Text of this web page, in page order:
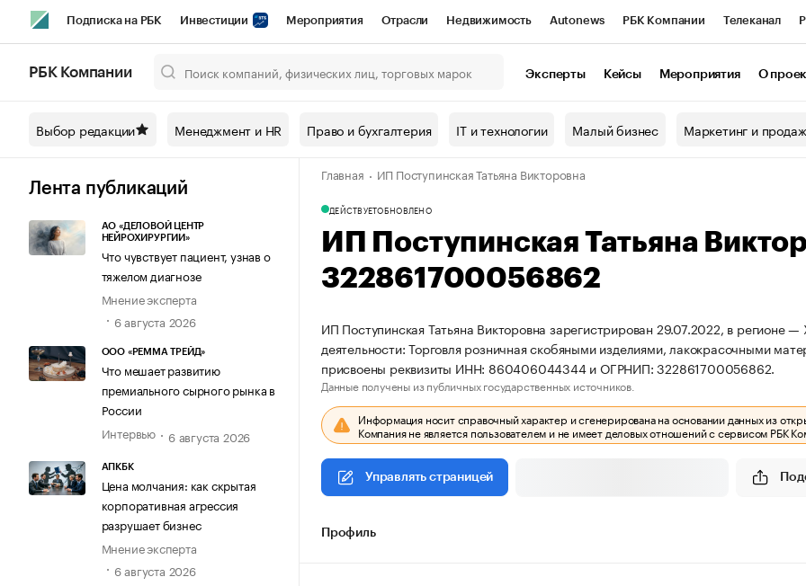
Подписка на РБК Инвестиции Мероприятия Отрасли Недвижимость Autonews РБК Компании Телеканал
Спецпроекты СПб Конференции СПб Спецпроекты Проверка контрагентов
Технологии и медиа Рынок наличной валюты
РБК Компании Эксперты Кейсы Мероприятия О
Выбор редакции Менеджмент и HR Право и бухгалтерия IT и технологии Малый бизнес Маркетинг и
Лента публикаций
АО «ДЕЛОВОЙ ЦЕНТР
НЕЙРОХИРУРГИИ»
Что чувствует пациент, узнав о
тяжелом диагнозе
Мнение эксперта
6 августа 2026
ООО «РЕММА ТРЕЙД»
Что мешает развитию
премиального сырного рынка в
России
Интервью
6 августа 2026
АПКБК
Цена молчания: как скрытая
корпоративная агрессия
разрушает бизнес
Мнение эксперта
6 августа 2026
Главная ИП Поступинская Татьяна Викторовна
ДЕЙСТВУЕТОБНОВЛЕНО
ИП Поступинская Татьяна
322861700056862
ИП Поступинская Татьяна Викторовна зарегистрирован 29.07.2022, в
деятельности: Торговля розничная скобяными изделиями, лакокрасочными
присвоены реквизиты ИНН: 860406044344 и ОГРНИП: 322861700056862.
Данные получены из публичных государственных источников.
Информация носит справочный характер и сгенерирована на основании данных из
Компания не является пользователем и не имеет деловых отношений с сервисом РБК
Управлять страницей
Профиль